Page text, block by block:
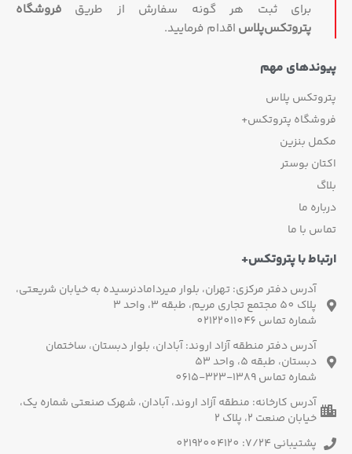
برای ثبت هر گونه سفارش از طریق فروشگاه
پتروتکس‏‌پلاس اقدام فرمایید.
پیوندهای مهم
پتروتکس پلاس
فروشگاه پتروتکس+
مکمل بنزین
اکتان بوستر
بلاگ
درباره ما
تماس با ما
ارتباط با پتروتکس+
آدرس دفتر مرکزی: تهران، بلوار میردامادنرسیده به خیابان شریعتی،
پلاک 50 مجتمع تجاری مریم، طبقه 3، واحد 3
شماره تماس 02122011046
آدرس دفتر منطقه آزاد اروند: آبادان، بلوار دبستان، ساختمان
دبستان، طبقه 5، واحد 53
شماره تماس 1389-323-0615
آدرس کارخانه: منطقه آزاد اروند، آبادان، شهرک صنعتی شماره یک،
خیابان صنعت 2، پلاک 2
پشتیبانی 7/24: 02192004120